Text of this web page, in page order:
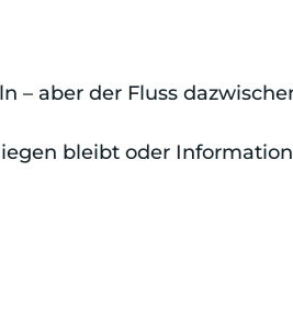
– aber der Fluss
bleibt oder